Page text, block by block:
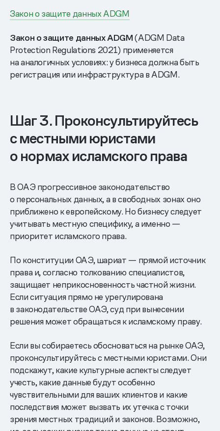
Закон о защите данных ADGM
Закон о защите данных ADGM(ADGM Data
Protection Regulations 2021) применяется
на аналогичных условиях: у бизнеса должна быть
регистрация или инфраструктура в ADGM.
Шаг 3. Проконсультируйтесь
с местными юристами
о нормах исламского права
В ОАЭ прогрессивное законодательство
о персональных данных, а в свободных зонах оно
приближено к европейскому. Но бизнесу следует
учитывать местную специфику, а именно —
приоритет исламского права.
По конституции ОАЭ, шариат — прямой источник
права и, согласно толкованию специалистов,
защищает неприкосновенность частной жизни.
Если ситуация прямо не урегулирована
в законодательстве ОАЭ, суд при вынесении
решения может обращаться к исламскому праву.
Если вы собираетесь обосноваться на рынке ОАЭ,
проконсультируйтесь с местными юристами. Они
подскажут, какие культурные аспекты следует
учесть, какие данные будут особенно
чувствительными для ваших клиентов и какие
последствия может вызвать их утечка с точки
зрения местных традиций и законов. Возможно,